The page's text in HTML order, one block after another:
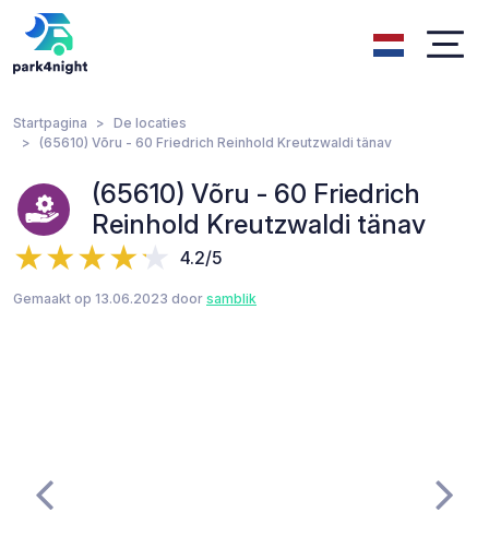
Startpagina
De locaties
(65610) Võru - 60 Friedrich Reinhold Kreutzwaldi tänav
(65610) Võru - 60 Friedrich
Reinhold Kreutzwaldi tänav
4.2/5
Gemaakt op 13.06.2023 door samblik